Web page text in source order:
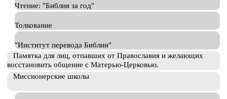
Чтение: "Библия за год"
Толкование
"Институт перевода Библии"
Памятка для лиц, отпавших от Православия и желающих
восстановить общение с Матерью-Церковью.
Миссионерские школы